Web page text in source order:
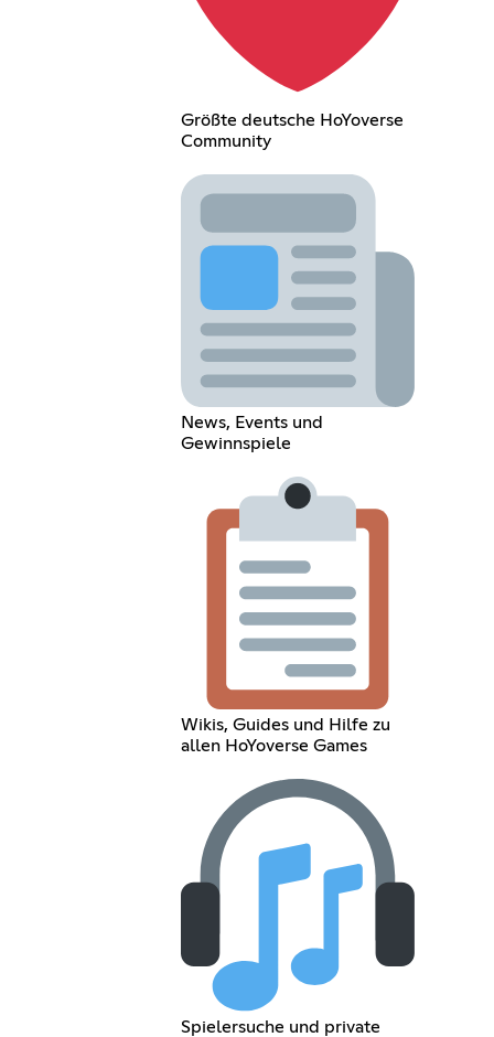
Größte deutsche HoYoverse
Community
News, Events und
Gewinnspiele
Wikis, Guides und Hilfe zu
allen HoYoverse Games
Spielersuche und private